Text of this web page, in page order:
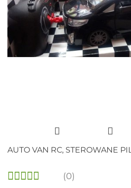
AUTO VAN RC, STEROWANE
(0)